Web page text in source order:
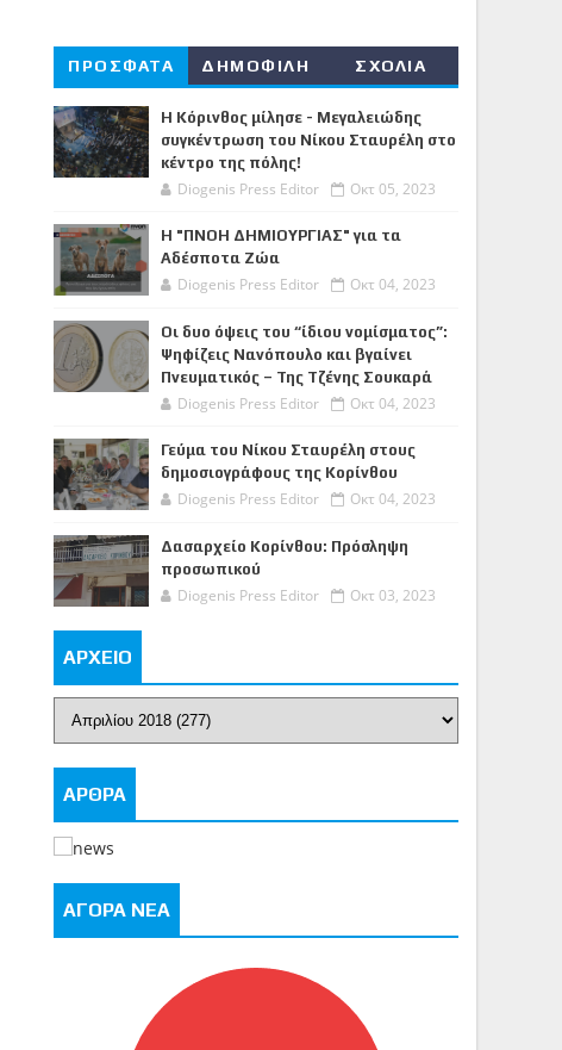
ΠΡΟΣΦΑΤΑ ΔΗΜΟΦΙΛΗ ΣΧΟΛΙΑ
Η Κόρινθος μίλησε - Μεγαλειώδης
συγκέντρωση του Νίκου Σταυρέλη στο
κέντρο της πόλης!
Diogenis Press Editor Οκτ 05, 2023
Η "ΠΝΟΗ ΔΗΜΙΟΥΡΓΙΑΣ" για τα
Αδέσποτα Ζώα
Diogenis Press Editor Οκτ 04, 2023
Οι δυο όψεις του “ίδιου νομίσματος”:
Ψηφίζεις Νανόπουλο και βγαίνει
Πνευματικός – Της Τζένης Σουκαρά
Diogenis Press Editor Οκτ 04, 2023
Γεύμα του Νίκου Σταυρέλη στους
δημοσιογράφους της Κορίνθου
Diogenis Press Editor Οκτ 04, 2023
Δασαρχείο Κορίνθου: Πρόσληψη
προσωπικού
Diogenis Press Editor Οκτ 03, 2023
ΑΡΧΕΙΟ
ΑΡΘΡΑ
ΑΓΟΡΑ ΝΕΑ